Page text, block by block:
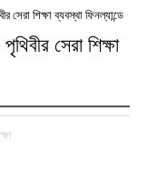
শিক্ষা ব্যবস্থা ফিনল্যান্ডে
সেরা শিক্ষা